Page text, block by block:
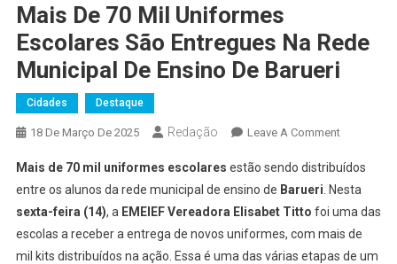
Mais De 70 Mil Uniformes
Escolares São Entregues Na Rede
Municipal De Ensino De Barueri
Cidades Destaque
18 De Março De 2025 Redação Leave A CommentOn
De
70
Mil
Uniformes
Escolares
Mais de 70 mil uniformes escolares estão sendo distribuídos
entre os alunos da rede municipal de ensino de Barueri . Nesta
sexta-feira (14), a EMEIEF Vereadora Elisabet Titto foi uma das
escolas a receber a entrega de novos uniformes, com mais de
mil kits distribuídos na ação. Essa é uma das várias etapas de um